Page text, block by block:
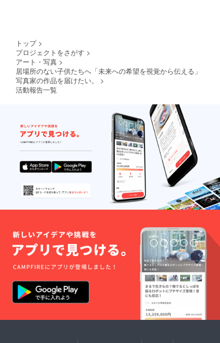
トップ >
プロジェクトをさがす >
アート・写真 >
居場所のない子供たちへ「未来への希望を視覚から伝える」
写真家の作品を届けたい。
>
活動報告一覧